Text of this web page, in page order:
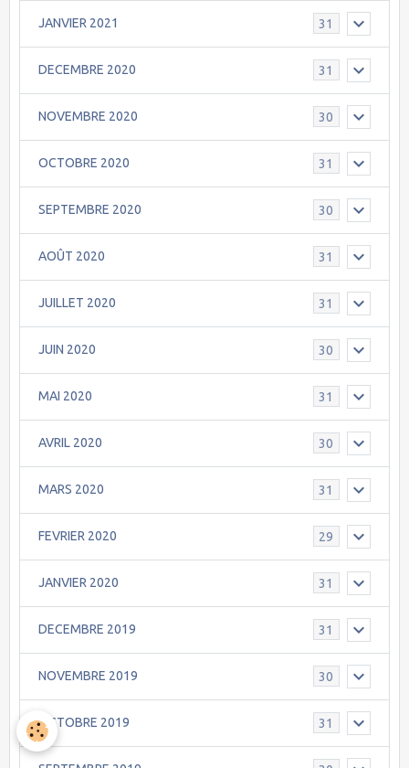
JANVIER 2021 31
DECEMBRE 2020 31
NOVEMBRE 2020 30
OCTOBRE 2020 31
SEPTEMBRE 2020 30
AOÛT 2020 31
JUILLET 2020 31
JUIN 2020 30
MAI 2020 31
AVRIL 2020 30
MARS 2020 31
FEVRIER 2020 29
JANVIER 2020 31
DECEMBRE 2019 31
NOVEMBRE 2019 30
OCTOBRE 2019 31